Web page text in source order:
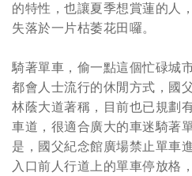
的特性，也讓夏季想賞蓮的人
失落於一片枯萎花田囉。
騎著單車，偷一點這個忙碌城
都會人士流行的休閒方式，國
林蔭大道著稱，目前也已規劃
車道，很適合廣大的車迷騎著
是，國父紀念館廣場禁止單車
入口前人行道上的單車停放格